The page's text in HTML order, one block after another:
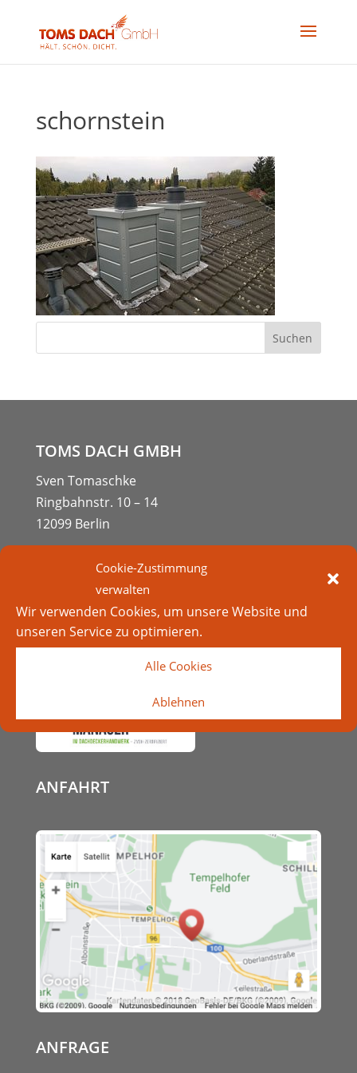
Cookie-Zustimmung
verwalten
Wir verwenden Cookies, um unsere Website und
unseren Service zu optimieren.
Alle Cookies
Ablehnen
schornstein
TOMS DACH GMBH
Sven Tomaschke
Ringbahnstr. 10 – 14
12099 Berlin
toms@toms-dach.de
Meisterbetrieb, Mitglied der Landesinnung des
Dachdeckerhandwerks Berlin
ANFAHRT
ANFRAGE